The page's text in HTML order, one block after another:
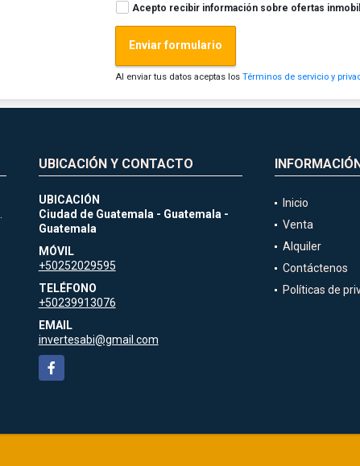
Acepto recibir información sobre ofertas
Enviar formulario
Al enviar tus datos aceptas losTérminos de servicio y
UBICACIÓN Y CONTACTO
UBICACIÓN
Ciudad de Guatemala - Guatemala -
Guatemala
MÓVIL
+50252029595
TELÉFONO
+50239913076
EMAIL
invertesabi@gmail.com
Facebook
Inicio
Venta
Alquiler
Contáctenos
Políticas de